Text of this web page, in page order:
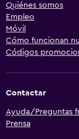
Quiénes somos
Empleo
Móvil
Cómo funcionan
Códigos
Contactar
Ayuda/Preguntas
Prensa